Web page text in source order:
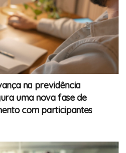
na previdência
uma nova fase de
com participantes